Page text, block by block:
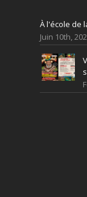
À l'école de
Juin 10th,